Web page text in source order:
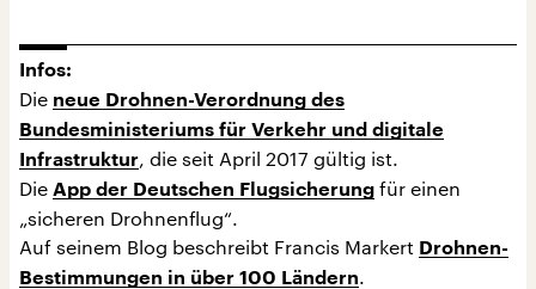
Infos:
Die neue Drohnen-Verordnung des
Bundesministeriums für Verkehr und digitale
Infrastruktur, die seit April 2017 gültig ist.
Die App der Deutschen Flugsicherung für einen
„sicheren Drohnenflug“.
Auf seinem Blog beschreibt Francis Markert Drohnen-
Bestimmungen in über 100 Ländern.